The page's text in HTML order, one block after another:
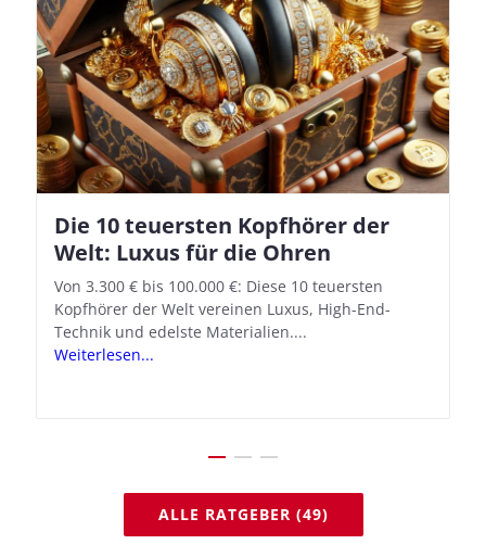
Die 10 teuersten Kopfhörer der
Welt: Luxus für die Ohren
Von 3.300 € bis 100.000 €: Diese 10 teuersten
Kopfhörer der Welt vereinen Luxus, High-End-
Technik und edelste Materialien....
Weiterlesen...
Apple AirPods Pro 2 und iOS 18.1:
So richtet ihr das neue Hörgeräte-
Feature ein
Mit iOS 18.1 und den AirPods Pro 2 verwandelt
Apple seine In-Ear-Kopfhörer in kostengünstige
Hörhilfen. In wenigen Schritten...
ALLE RATGEBER (49)